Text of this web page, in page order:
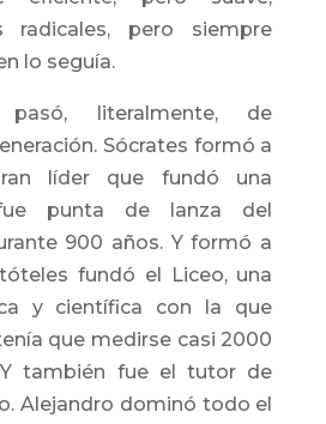
radicales, pero siempre
lo seguía.
literalmente, de
Sócrates formó a
líder que fundó una
punta de lanza del
900 años. Y formó a
fundó el Liceo, una
y científica con la que
que medirse casi 2000
Y también fue el tutor de
Alejandro dominó todo el